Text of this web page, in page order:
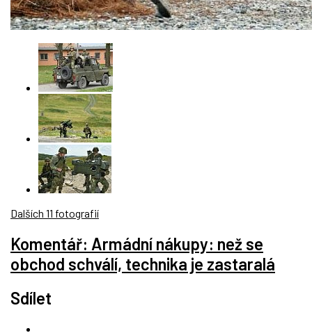
Dalších 11 fotografií
Komentář: Armádní nákupy: než se
obchod schválí, technika je zastaralá
Sdílet